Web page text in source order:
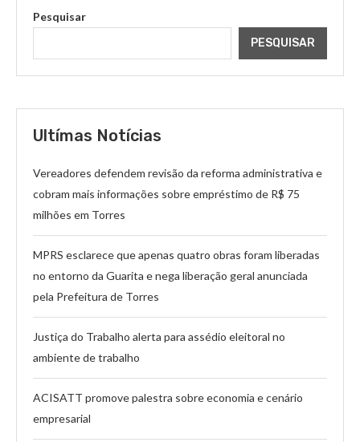
Pesquisar
PESQUISAR
Ultímas Notícias
Vereadores defendem revisão da reforma administrativa e
cobram mais informações sobre empréstimo de R$ 75
milhões em Torres
MPRS esclarece que apenas quatro obras foram liberadas
no entorno da Guarita e nega liberação geral anunciada
pela Prefeitura de Torres
Justiça do Trabalho alerta para assédio eleitoral no
ambiente de trabalho
ACISATT promove palestra sobre economia e cenário
empresarial